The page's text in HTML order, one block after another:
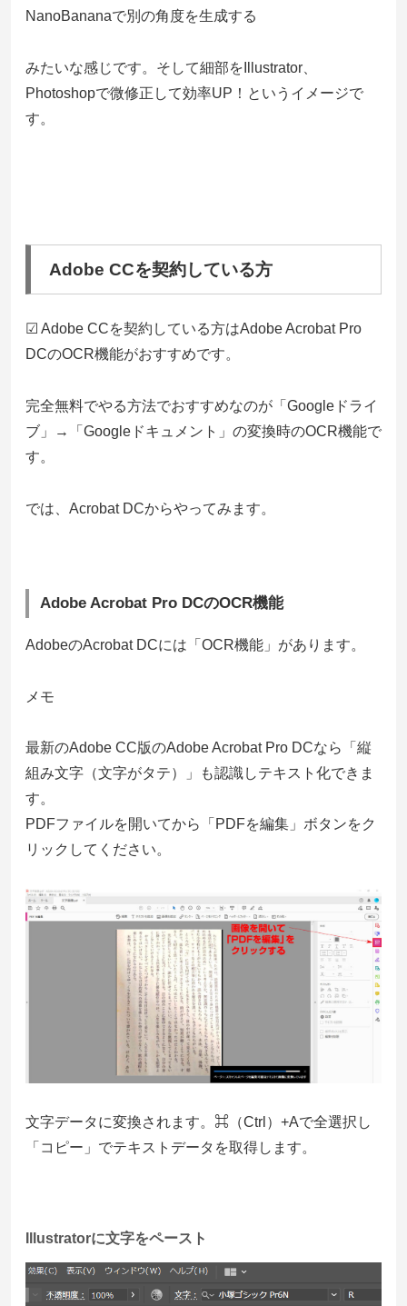
NanoBananaで別の角度を生成する
みたいな感じです。そして細部をIllustrator、
Photoshopで微修正して効率UP！というイメージで
す。
Adobe CCを契約している方
☑ Adobe CCを契約している方はAdobe Acrobat Pro
DCのOCR機能がおすすめです。
完全無料でやる方法でおすすめなのが「Googleドライ
ブ」→「Googleドキュメント」の変換時のOCR機能で
す。
では、Acrobat DCからやってみます。
Adobe Acrobat Pro DCのOCR機能
AdobeのAcrobat DCには「OCR機能」があります。
メモ
最新のAdobe CC版のAdobe Acrobat Pro DCなら「縦
組み文字（文字がタテ）」も認識しテキスト化できま
す。
PDFファイルを開いてから「PDFを編集」ボタンをク
リックしてください。
文字データに変換されます。⌘（Ctrl）+Aで全選択し
「コピー」でテキストデータを取得します。
Illustratorに文字をペースト